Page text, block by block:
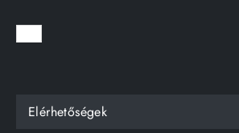
Elérhetőségek